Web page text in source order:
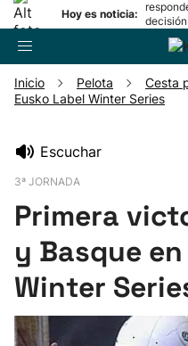
Hoy es noticia:
Fútbol
Pelota
Remo
Baloncesto
Inicio Pelota
Cesta
Eusko Label Winter Series
Escuchar
3ª JORNADA
Primera
y Basque
Winter